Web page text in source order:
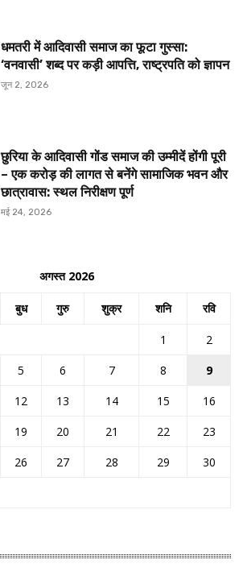
धमतरी में आदिवासी समाज का फूटा गुस्सा:
‘वनवासी’ शब्द पर कड़ी आपत्ति, राष्ट्रपति को ज्ञापन
जून 2, 2026
छुरिया के आदिवासी गोंड समाज की उम्मीदें होंगी पूरी
– एक करोड़ की लागत से बनेंगे सामाजिक भवन और
छात्रावास: स्थल निरीक्षण पूर्ण
मई 24, 2026
अगस्त 2026
बुध गुरु शुक्र शनि रवि
1
2
5 6 7 8
9
12 13 14 15
16
19 20 21 22
23
26 27 28 29
30